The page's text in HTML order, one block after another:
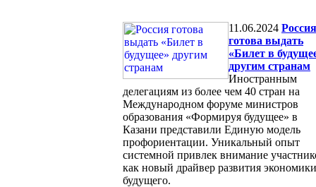
11.06.2024 Россия
готова выдать
«Билет в
другим странам
Иностранным
делегациям из более чем 40 стран на
Международном форуме министров
образования «Формируя будущее» в
Казани представили Единую модель
профориентации. Уникальный опыт
системной привлек внимание
как новый драйвер развития экономики
будущего.